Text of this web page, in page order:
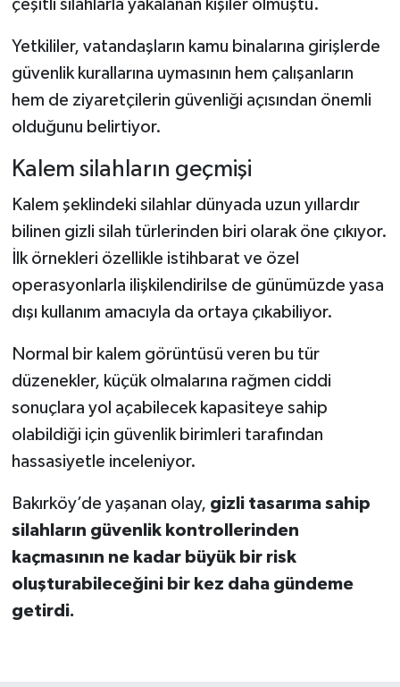
çeşitli silahlarla yakalanan kişiler olmuştu.
Yetkililer, vatandaşların kamu binalarına girişlerde
güvenlik kurallarına uymasının hem çalışanların
hem de ziyaretçilerin güvenliği açısından önemli
olduğunu belirtiyor.
Kalem silahların geçmişi
Kalem şeklindeki silahlar dünyada uzun yıllardır
bilinen gizli silah türlerinden biri olarak öne çıkıyor.
İlk örnekleri özellikle istihbarat ve özel
operasyonlarla ilişkilendirilse de günümüzde yasa
dışı kullanım amacıyla da ortaya çıkabiliyor.
Normal bir kalem görüntüsü veren bu tür
düzenekler, küçük olmalarına rağmen ciddi
sonuçlara yol açabilecek kapasiteye sahip
olabildiği için güvenlik birimleri tarafından
hassasiyetle inceleniyor.
Bakırköy’de yaşanan olay, gizli tasarıma sahip
silahların güvenlik kontrollerinden
kaçmasının ne kadar büyük bir risk
oluşturabileceğini bir kez daha gündeme
getirdi.